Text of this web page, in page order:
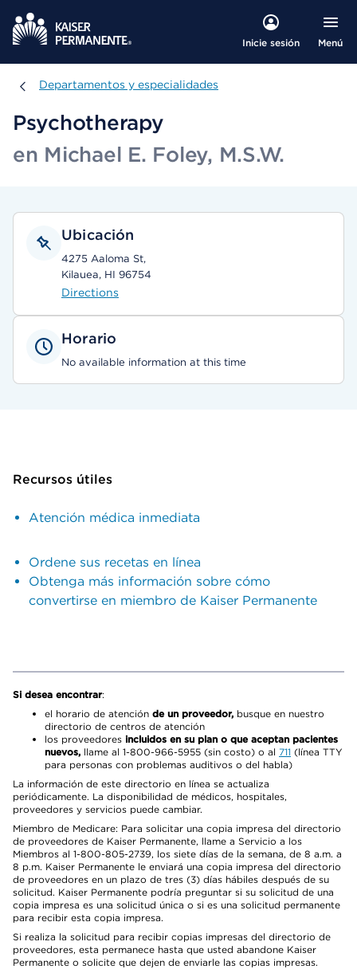
Inicie sesión Menú
Departamentos y especialidades
Departamentos y especialidades
Psychotherapy
en Michael E. Foley, M.S.W.
Ubicación
4275 Aaloma St,
Kilauea, HI 96754
Directions
Horario
No available information at this time
Recursos útiles
Atención médica inmediata
Ordene sus recetas en línea
Obtenga más información sobre cómo
convertirse en miembro de Kaiser Permanente
Si desea encontrar:
el horario de atención de un proveedor, busque en nuestro
directorio de centros de atención
los proveedores incluidos en su plan o que aceptan pacientes
nuevos, llame al 1-800-966-5955 (sin costo) o al 711 (línea TTY
para personas con problemas auditivos o del habla)
La información de este directorio en línea se actualiza
periódicamente. La disponibilidad de médicos, hospitales,
proveedores y servicios puede cambiar.
Miembro de Medicare: Para solicitar una copia impresa del directorio
de proveedores de Kaiser Permanente, llame a Servicio a los
Miembros al 1-800-805-2739, los siete días de la semana, de 8 a.m. a
8 p.m. Kaiser Permanente le enviará una copia impresa del directorio
de proveedores en un plazo de tres (3) días hábiles después de su
solicitud. Kaiser Permanente podría preguntar si su solicitud de una
copia impresa es una solicitud única o si es una solicitud permanente
para recibir esta copia impresa.
Si realiza la solicitud para recibir copias impresas del directorio de
proveedores, esta permanece hasta que usted abandone Kaiser
Permanente o solicite que dejen de enviarle las copias impresas.